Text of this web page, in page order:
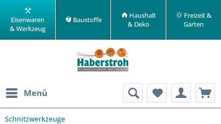
Eisenwaren
& Werkzeug
Baustoffe
Haushalt
& Deko
Freizeit &
Garten
Menü
Schnitzwerkzeuge